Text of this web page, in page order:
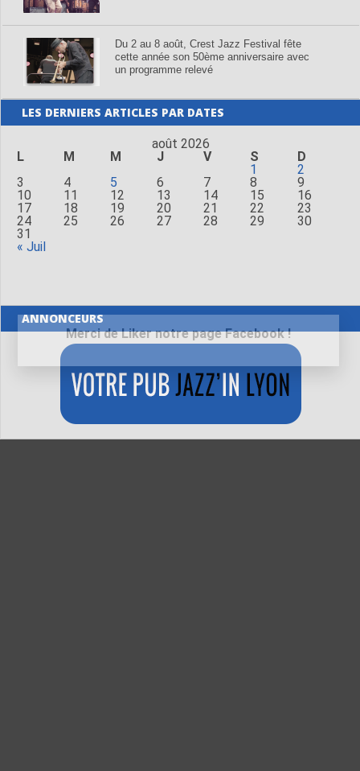
Du 2 au 8 août, Crest Jazz Festival fête
cette année son 50ème anniversaire avec
un programme relevé
LES DERNIERS ARTICLES PAR DATES
août 2026
L
M M J V S
D
1
2
3
4 5 6 7 8
9
10
11 12 13 14 15
16
17
18 19 20 21 22
23
24
25 26 27 28 29
30
31
« Juil
ANNONCEURS
Merci de Liker notre page Facebook !